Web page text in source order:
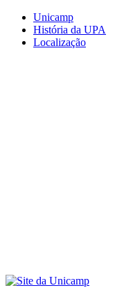
Conteúdo principal
Unicamp
História da UPA
Localização